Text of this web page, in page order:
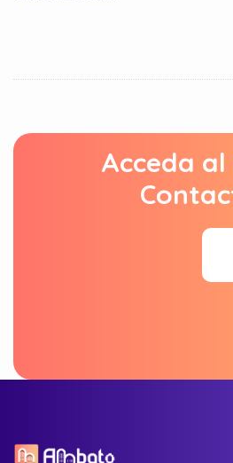
Acceda